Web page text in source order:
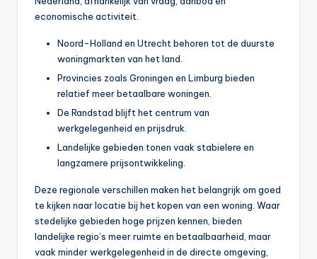
economische activiteit.
Noord-Holland en Utrecht behoren tot de duurste
woningmarkten van het land.
Provincies zoals Groningen en Limburg bieden
relatief meer betaalbare woningen.
De Randstad blijft het centrum van
werkgelegenheid en prijsdruk.
Landelijke gebieden tonen vaak stabielere en
langzamere prijsontwikkeling.
Deze regionale verschillen maken het belangrijk om goed
te kijken naar locatie bij het kopen van een woning. Waar
stedelijke gebieden hoge prijzen kennen, bieden
landelijke regio’s meer ruimte en betaalbaarheid, maar
vaak minder werkgelegenheid in de directe omgeving,